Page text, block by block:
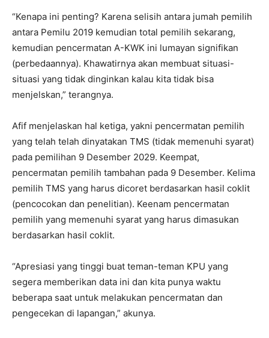
“Kenapa ini penting? Karena selisih antara jumah pemilih
antara Pemilu 2019 kemudian total pemilih sekarang,
kemudian pencermatan A-KWK ini lumayan signifikan
(perbedaannya). Khawatirnya akan membuat situasi-
situasi yang tidak dinginkan kalau kita tidak bisa
menjelskan,” terangnya.
Afif menjelaskan hal ketiga, yakni pencermatan pemilih
yang telah telah dinyatakan TMS (tidak memenuhi syarat)
pada pemilihan 9 Desember 2029. Keempat,
pencermatan pemilih tambahan pada 9 Desember. Kelima
pemilih TMS yang harus dicoret berdasarkan hasil coklit
(pencocokan dan penelitian). Keenam pencermatan
pemilih yang memenuhi syarat yang harus dimasukan
berdasarkan hasil coklit.
“Apresiasi yang tinggi buat teman-teman KPU yang
segera memberikan data ini dan kita punya waktu
beberapa saat untuk melakukan pencermatan dan
pengecekan di lapangan,” akunya.